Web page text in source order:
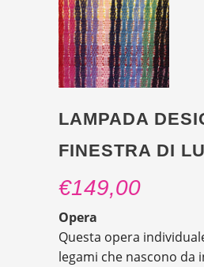
LAMPADA
FINESTRA DI
€149,00
Opera
Questa opera
legami che nascono da